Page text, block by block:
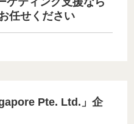
任せください
Pte. Ltd.」企